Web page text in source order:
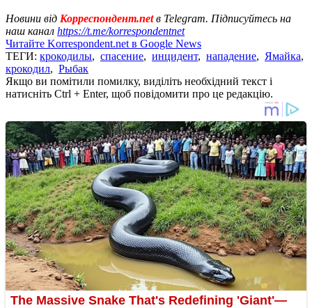
Новини від Корреспондент.netв Telegram. Підписуйтесь на
наш канал https://t.me/korrespondentnet
Читайте Korrespondent.net в Google News
ТЕГИ: крокодилы, спасение, инцидент, нападение, Ямайка,
крокодил, Рыбак
Якщо ви помітили помилку, виділіть необхідний текст і
натисніть Ctrl + Enter, щоб повідомити про це редакцію.